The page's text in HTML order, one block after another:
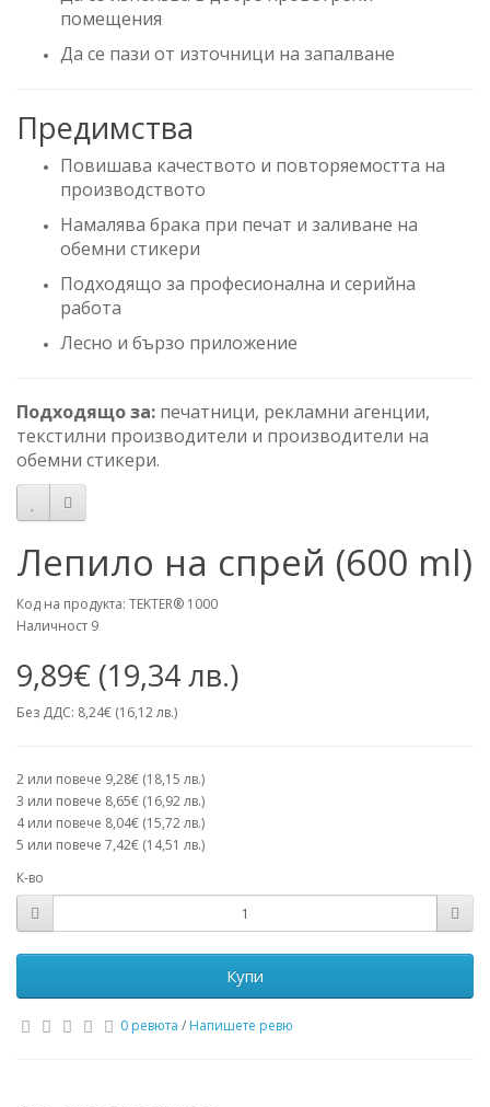
помещения
Да се пази от източници на запалване
Предимства
Повишава качеството и повторяемостта на
производството
Намалява брака при печат и заливане на
обемни стикери
Подходящо за професионална и серийна
работа
Лесно и бързо приложение
Подходящо за: печатници, рекламни агенции,
текстилни производители и производители на
обемни стикери.
Лепило на спрей (600 ml)
Код на продукта: TEKTER® 1000
Наличност 9
9,89€ (19,34 лв.)
Без ДДС: 8,24€ (16,12 лв.)
2 или повече 9,28€ (18,15 лв.)
3 или повече 8,65€ (16,92 лв.)
4 или повече 8,04€ (15,72 лв.)
5 или повече 7,42€ (14,51 лв.)
К-во
Купи
0 ревюта / Напишете ревю